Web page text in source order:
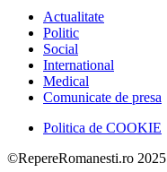
Actualitate
Politic
Social
International
Medical
Comunicate de presa
Politica de COOKIE
©RepereRomanesti.ro 2025